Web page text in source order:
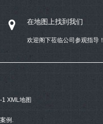
在地图上找到我们
欢迎阁下莅临公司参观指导！
XML地图
例.